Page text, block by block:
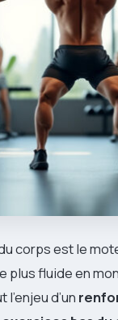
corps est le
plus fluide en
d’un